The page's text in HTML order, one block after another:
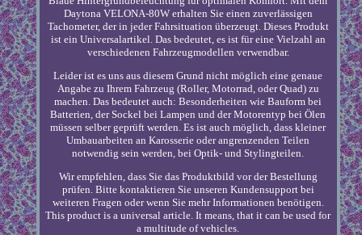
Daytona VELONA-80W erhalten Sie einen zuverlässigen
Tachometer, der in jeder Fahrsituation überzeugt. Dieses Produkt
ist ein Universalartikel. Das bedeutet, es ist für eine Vielzahl an
verschiedenen Fahrzeugmodellen verwendbar.
Leider ist es uns aus diesem Grund nicht möglich eine genaue
Angabe zu Ihrem Fahrzeug (Roller, Motorrad, oder Quad) zu
machen. Das bedeutet auch: Besonderheiten wie Bauform bei
Batterien, der Sockel bei Lampen und der Motorentyp bei Ölen
müssen selber geprüft werden. Es ist auch möglich, dass kleiner
Umbauarbeiten an Karosserie oder angrenzenden Teilen
notwendig sein werden, bei Optik- und Stylingteilen.
Wir empfehlen, dass Sie das Produktbild vor der Bestellung
prüfen. Bitte kontaktieren Sie unseren Kundensupport bei
weiteren Fragen oder wenn Sie mehr Informationen benötigen.
This product is a universal article. It means, that it can be used for
a multitude of vehicles.